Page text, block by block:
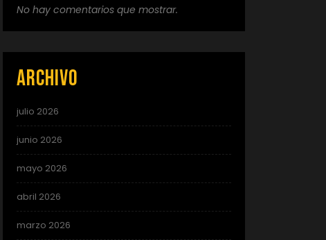
No hay comentarios que mostrar.
Archivo
julio 2026
junio 2026
mayo 2026
abril 2026
marzo 2026